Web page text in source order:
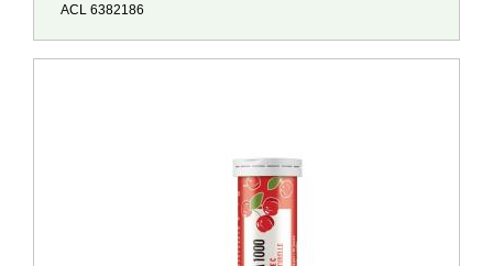
ACL 6382186